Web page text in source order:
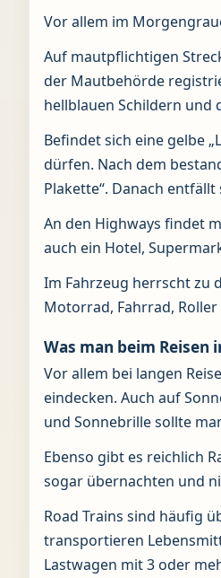
Vor allem im
Auf mautpflichtigen
der Mautbehörde
hellblauen Schildern und
Befindet sich eine gelbe
dürfen. Nach dem
Plakette“. Danach
An den Highways findet
auch ein Hotel,
Im Fahrzeug herrscht zu
Motorrad, Fahrrad,
Was man beim
Vor allem bei langen
eindecken. Auch auf
und Sonnebrille sollte
Ebenso gibt es reichlich
sogar übernachten und
Road Trains sind häufig
transportieren
Lastwagen mit 3 oder